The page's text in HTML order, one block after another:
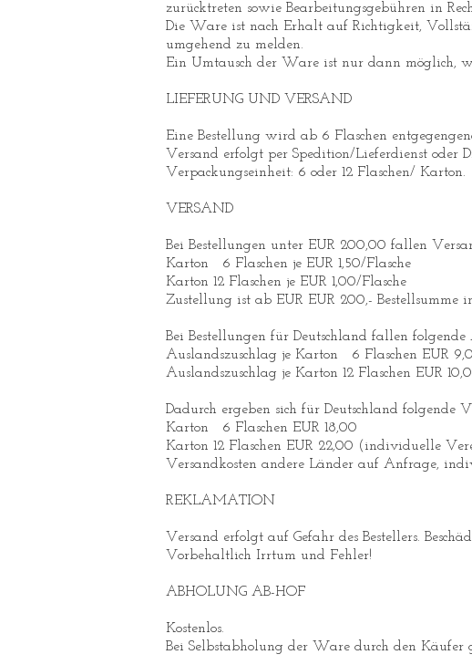
zurücktreten sowie Bearbeitungsgebühren in
Die Ware ist nach Erhalt auf Richtigkeit,
umgehend zu melden.
Ein Umtausch der Ware ist nur dann möglich,
LIEFERUNG UND VERSAND
Eine Bestellung wird ab 6 Flaschen
Versand erfolgt per Spedition/Lieferdienst oder
Verpackungseinheit: 6 oder 12 Flaschen/ Karton.
VERSAND
Bei Bestellungen unter EUR 200,00 fallen
Karton 6 Flaschen je EUR 1,50/Flasche
Karton 12 Flaschen je EUR 1,00/Flasche
Zustellung ist ab EUR EUR 200,- Bestellsumme
Bei Bestellungen für Deutschland fallen folgende
Auslandszuschlag je Karton 6 Flaschen EUR
Auslandszuschlag je Karton 12 Flaschen EUR
Dadurch ergeben sich für Deutschland folgende
Karton 6 Flaschen EUR 18,00
Karton 12 Flaschen EUR 22,00 (individuelle
Versandkosten andere Länder auf Anfrage,
REKLAMATION
Versand erfolgt auf Gefahr des Bestellers.
Vorbehaltlich Irrtum und Fehler!
ABHOLUNG AB-HOF
Kostenlos.
Bei Selbstabholung der Ware durch den